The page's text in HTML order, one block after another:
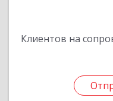
Клиентов на